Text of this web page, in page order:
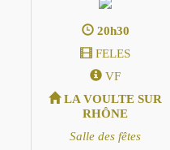
20h30
FELES
VF
LA VOULTE SUR
RHÔNE
Salle des fêtes